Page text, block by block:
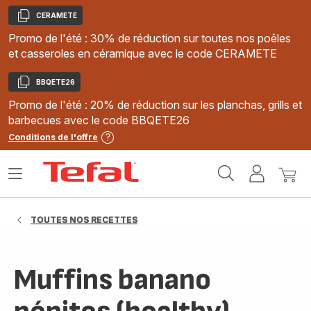
Copier
CERAMETE
Promo de l'été : 30% de réduction sur toutes nos poêles
et casseroles en céramique avec le code CERAMETE
Copier
BBQETE26
Promo de l'été : 20% de réduction sur les planchas, grills et
barbecues avec le code BBQETE26
Conditions de l'offre
MonMon
Ouvrir
TOUTES NOS RECETTES
Muffins banano